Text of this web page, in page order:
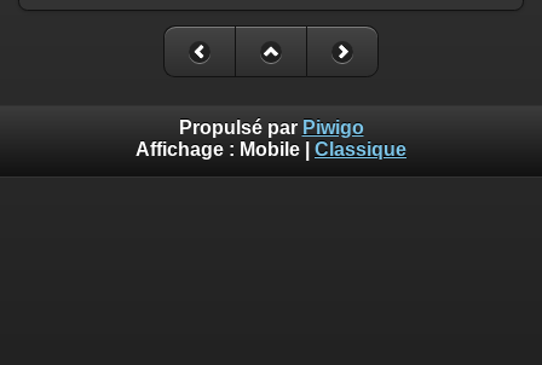
Propulsé par Piwigo
Affichage : Mobile Classique